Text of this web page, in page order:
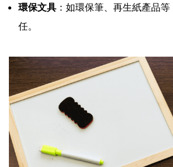
環保文具 ：如環保筆、再生紙產品
任。